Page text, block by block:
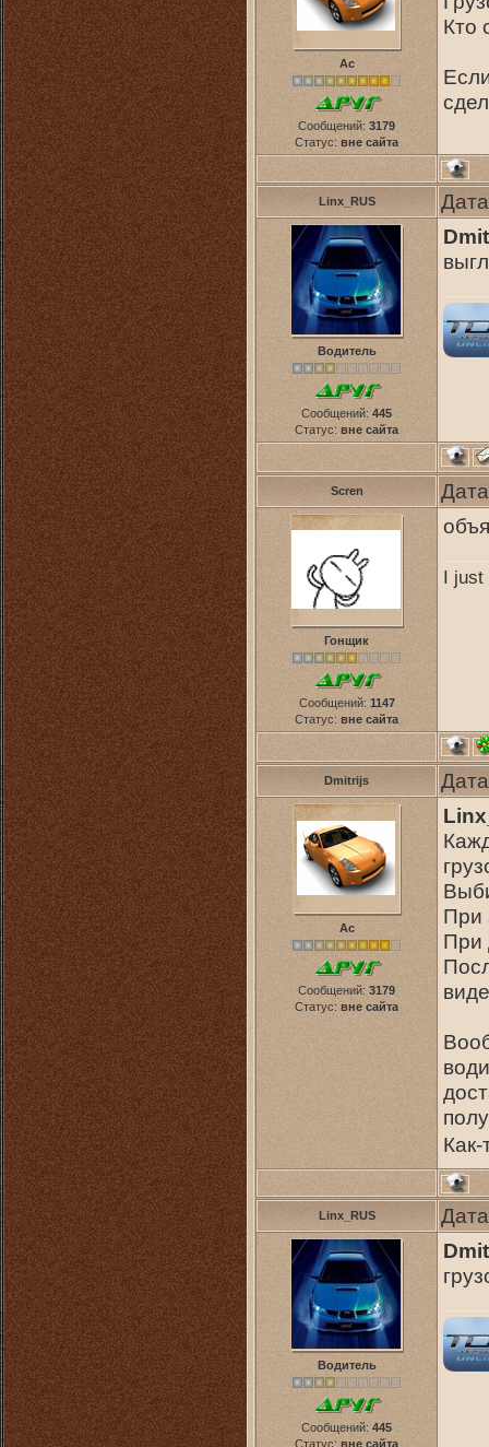
Ас
Сообщений: 3179
Статус: вне сайта
Кто
Linx_RUS
Водитель
Сообщений: 445
Статус: вне сайта
Scren
Гонщик
Сообщений: 1147
Статус: вне сайта
I
Dmitrijs
Ас
Сообщений: 3179
Статус: вне сайта
При
При
Linx_RUS
Водитель
Сообщений: 445
Статус: вне сайта